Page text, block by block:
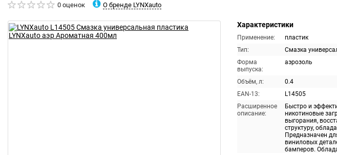
0 оценок О бренде LYNXauto
Характеристики
Применение:
пластик
Тип:
Смазка
Форма
выпуска:
аэрозоль
Объём, л:
0.4
EAN-13:
L14505
Расширенное
описание:
Быстро и
никотиновые
выгорания,
структуру,
Предназначен
виниловых
бамперов.